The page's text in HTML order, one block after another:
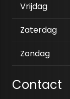
Vrijdag
Zaterdag
Zondag
Contact